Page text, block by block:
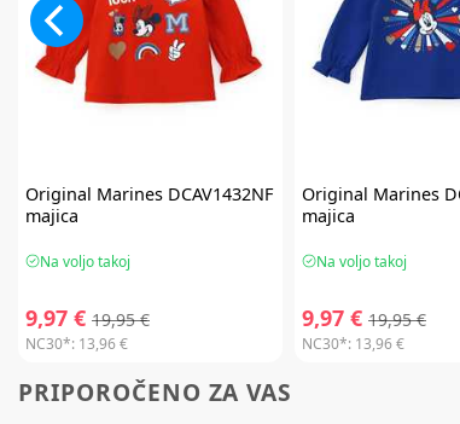
Original MarinesDCAV1432NF
majica
Na voljo takoj
9,97 € 19,95 €
NC30*: 13,96 €
Original Marines
majica
Na voljo takoj
9,97 € 19,95 €
NC30*: 13,96 €
PRIPOROČENO ZA VAS